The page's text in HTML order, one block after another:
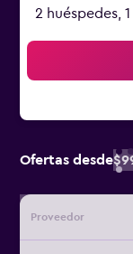
2 huéspedes,
Ofertas desde
Proveedor